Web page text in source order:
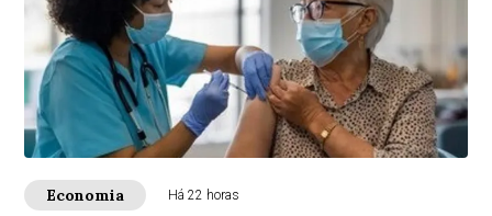
Economia Há 22 horas